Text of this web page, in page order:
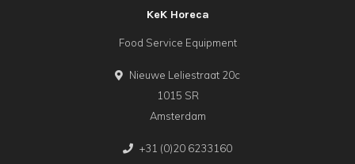
KeK Horeca
Food Service Equipment
Nieuwe Leliestraat 20c
1015 SR
Amsterdam
+31 (0)20 6233160